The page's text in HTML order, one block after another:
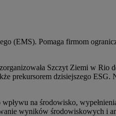
(EMS). Pomaga firmom
Szczyt Ziemi w Rio
prekursorem dzisiejszego ESG.
na środowisko,
wyników środowiskowych i